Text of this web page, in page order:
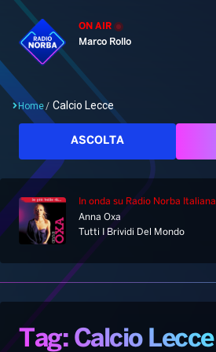
ON AIR
Marco Rollo
Home
Palinsesto
Notizie
Home/ Calcio Lecce
ASCOLTA
In onda su Radio Norba Italiana
Anna Oxa
Tutti I Brividi Del Mondo
Tag: Calcio Lecce